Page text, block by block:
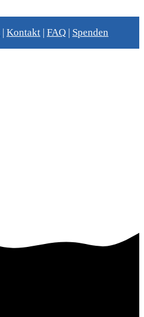
| Kontakt | FAQ | Spenden